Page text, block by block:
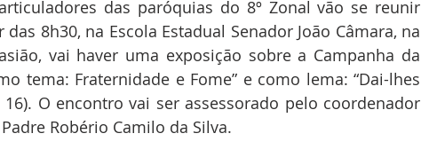
das paróquias do 8º Zonal vão se reunir
8h30, na Escola Estadual Senador João Câmara, na
vai haver uma exposição sobre a Campanha da
tema: Fraternidade e Fome” e como lema: “Dai-lhes
O encontro vai ser assessorado pelo coordenador
Robério Camilo da Silva.